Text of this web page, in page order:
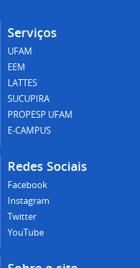
Serviços
UFAM
EEM
LATTES
SUCUPIRA
PROPESP UFAM
E-CAMPUS
Redes Sociais
Facebook
Instagram
Twitter
YouTube